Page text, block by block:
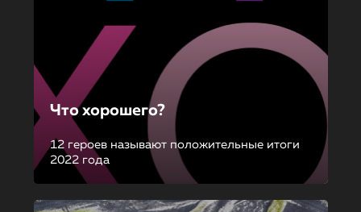
Что хорошего?
12 героев называют положительные итоги
2022 года